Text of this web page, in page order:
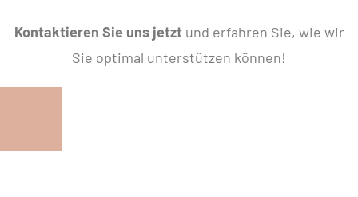
Kontaktieren Sie uns jetztund erfahren Sie, wie wir
Sie optimal unterstützen können!